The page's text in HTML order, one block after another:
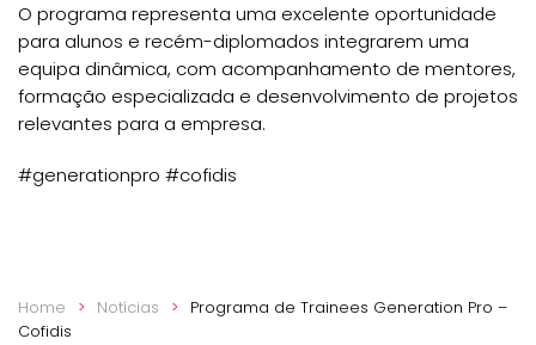
O programa representa uma excelente oportunidade
para alunos e recém-diplomados integrarem uma
equipa dinâmica, com acompanhamento de mentores,
formação especializada e desenvolvimento de projetos
relevantes para a empresa.
#generationpro #cofidis
Home Notícias
Programa de Trainees Generation Pro –
Cofidis